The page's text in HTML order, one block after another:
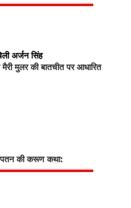
अर्जन सिंह
मुलर की बातचीत पर आधारित
पतन की करूण कथा: